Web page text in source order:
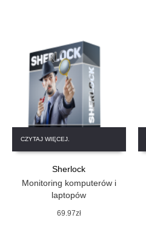
CZYTAJ WIĘCEJ.
Sherlock
Monitoring komputerów i
laptopów
69.97zł